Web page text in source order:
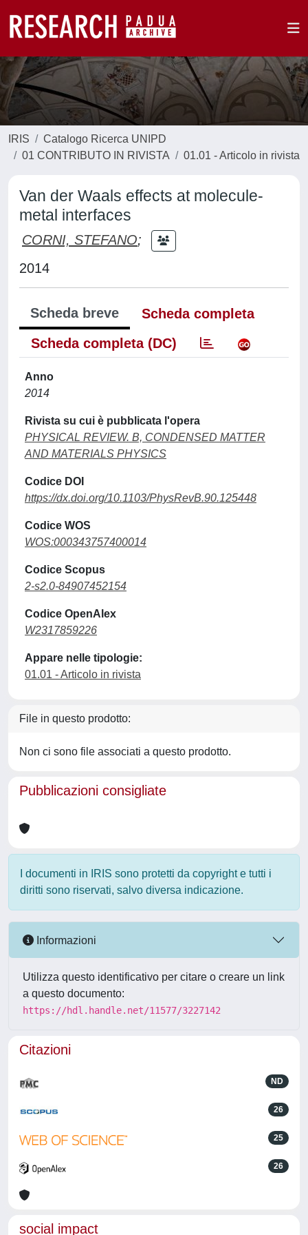
IRIS
Catalogo Ricerca UNIPD
01 CONTRIBUTO IN RIVISTA
01.01 - Articolo in rivista
Van der Waals effects at molecule-
metal interfaces
CORNI, STEFANO;
2014
Scheda breve
Scheda completa
Scheda completa (DC)
Anno
2014
Rivista su cui è pubblicata l'opera
PHYSICAL REVIEW. B, CONDENSED MATTER
AND MATERIALS PHYSICS
Codice DOI
https://dx.doi.org/10.1103/PhysRevB.90.125448
Codice WOS
WOS:000343757400014
Codice Scopus
2-s2.0-84907452154
Codice OpenAlex
W2317859226
Appare nelle tipologie:
01.01 - Articolo in rivista
File in questo prodotto:
Non ci sono file associati a questo prodotto.
Pubblicazioni consigliate
I documenti in IRIS sono protetti da copyright e tutti i
diritti sono riservati, salvo diversa indicazione.
Informazioni
Utilizza questo identificativo per citare o creare un link
a questo documento:
https://hdl.handle.net/11577/3227142
Citazioni
ND
26
25
26
social impact